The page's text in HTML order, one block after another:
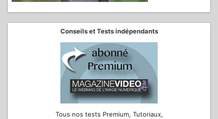
Conseils et Tests indépendants
Tous nos tests Premium, Tutoriaux,